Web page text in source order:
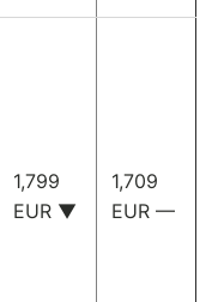
1,799
EUR ▼
1,709
EUR —